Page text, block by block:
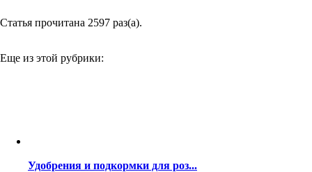
Статья прочитана 2597 раз(a).
Еще из этой рубрики:
Удобрения и подкормки для роз...